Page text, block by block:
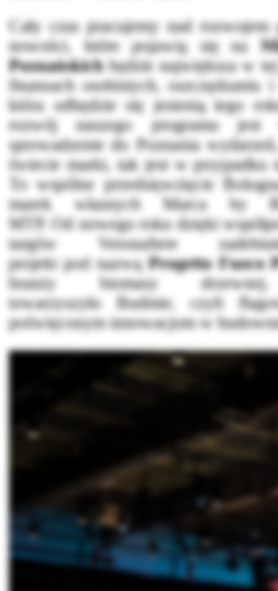
Cały czas pracujemy nad
nowości, które pojawią się na
Poznańskichbędzie największa w
finansach osobistych, oszczędzaniu
która odbędzie się jesienią tego
rozwój naszego programu jest
sprowadzenie do Poznania
świecie marki, tak jest w przypadku
To wspólne przedsięwzięcie
marek własnych Marca by
MTP. Od nowego roku dzięki
targów Veronafiere
projekt pod nazwą Progetto Fuoco
branży biomasy
towarzyszyło Budmie, czyli
poświęconym innowacjom w